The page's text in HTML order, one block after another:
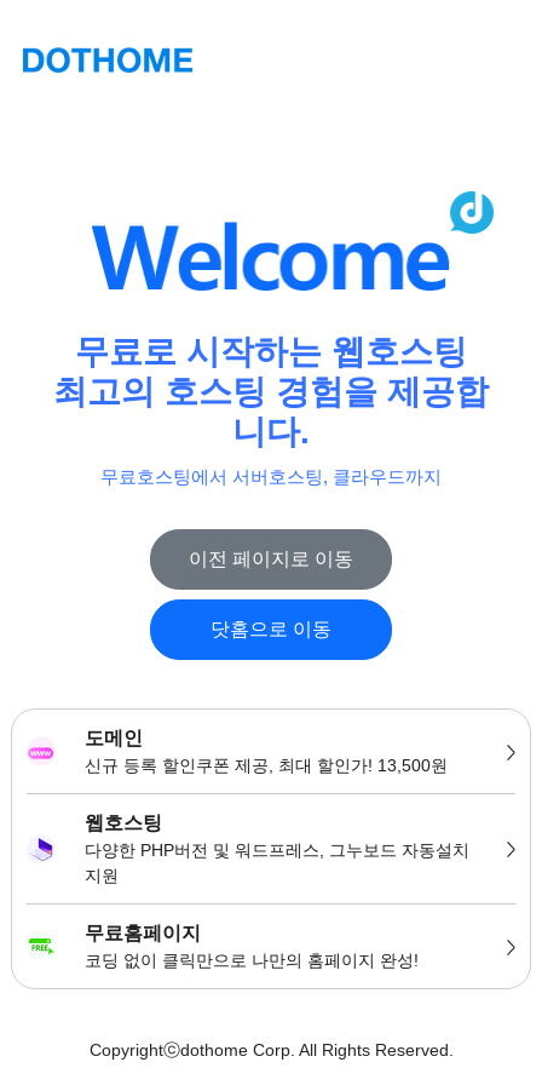
무료로 시작하는 웹호스팅
최고의 호스팅 경험을 제공합
니다.
무료호스팅에서 서버호스팅, 클라우드까지
이전 페이지로 이동
닷홈으로 이동
도메인
신규 등록 할인쿠폰 제공, 최대 할인가! 13,500원
웹호스팅
다양한 PHP버전 및 워드프레스, 그누보드 자동설치
지원
무료홈페이지
코딩 없이 클릭만으로 나만의 홈페이지 완성!
Copyrightⓒdothome Corp. All Rights Reserved.